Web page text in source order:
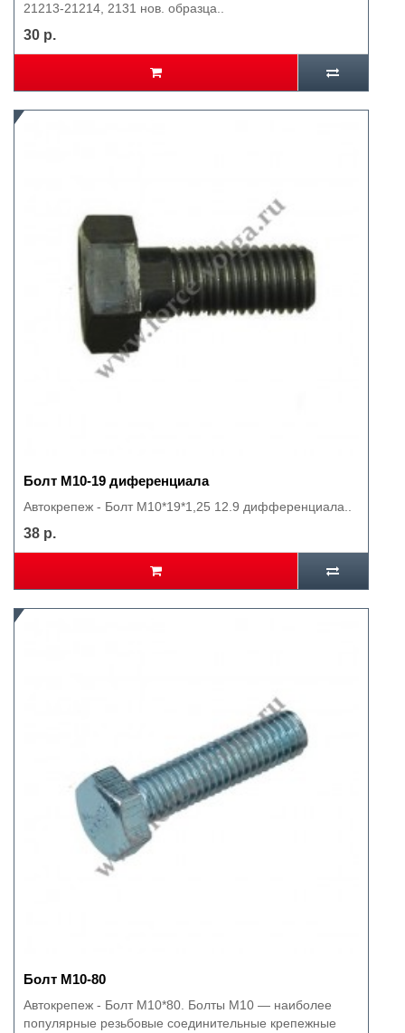
21213-21214, 2131 нов. образца..
30 р.
Болт М10-19 диференциала
Автокрепеж - Болт М10*19*1,25 12.9 дифференциала..
38 р.
Болт М10-80
Автокрепеж - Болт М10*80. Болты M10 — наиболее
популярные резьбовые соединительные крепежные